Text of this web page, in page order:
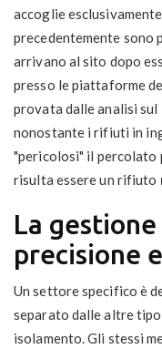
accoglie esclusivamente
precedentemente
arrivano al sito dopo
presso le piattaforme
provata dalle analisi sul
nonostante i rifiuti in
"pericolosi" il percolato
risulta essere un rifiuto
La
precisione
Un settore specifico è
separato dalle altre
isolamento. Gli stessi